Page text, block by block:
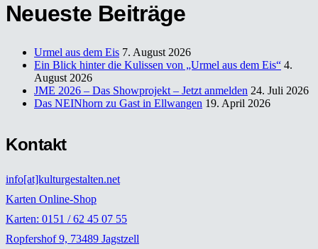
Neueste Beiträge
Urmel aus dem Eis 7. August 2026
Ein Blick hinter die Kulissen von „Urmel aus dem Eis“ 4.
August 2026
JME 2026 – Das Showprojekt – Jetzt anmelden 24. Juli 2026
Das NEINhorn zu Gast in Ellwangen 19. April 2026
Kontakt
info[at]kulturgestalten.net
Karten Online-Shop
Karten: 0151 / 62 45 07 55
Ropfershof 9, 73489 Jagstzell